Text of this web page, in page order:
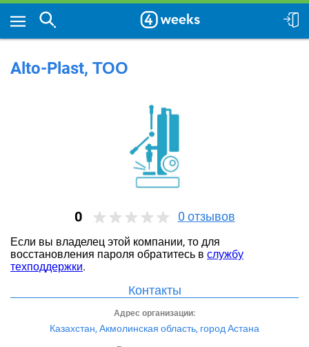
Alto-Plast, ТОО
0 0 отзывов
Если вы владелец этой компании, то для
восстановления пароля обратитесь в службу
техподдержки.
Контакты
Адрес организации:
Казахстан, Акмолинская область, город Астана